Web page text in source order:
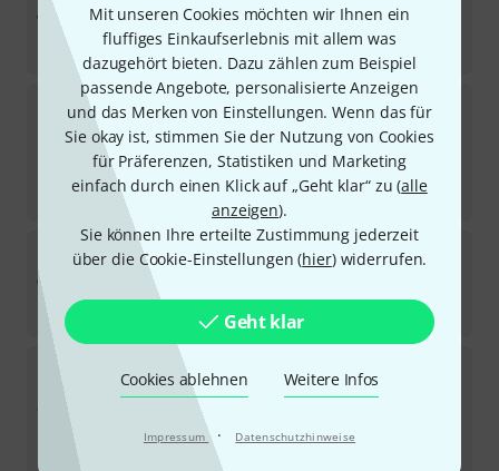
Mit unseren Cookies möchten wir Ihnen ein
fluffiges Einkaufserlebnis mit allem was
dazugehört bieten. Dazu zählen zum Beispiel
passende Angebote, personalisierte Anzeigen
und das Merken von Einstellungen. Wenn das für
Sie okay ist, stimmen Sie der Nutzung von Cookies
für Präferenzen, Statistiken und Marketing
einfach durch einen Klick auf „Geht klar“ zu (alle
anzeigen).
Sie können Ihre erteilte Zustimmung jederzeit
über die Cookie-Einstellungen (hier) widerrufen.
Geht klar
Cookies ablehnen Weitere Infos
Impressum · Datenschutzhinweise
43
Sofort lieferbar
695 €
Boss IR-2 Amp & Cabinet
Sofort lieferbar
179€
UVP:249 €
-28%
Blackstar ID:X Floor One
Sofort lieferbar
GX-100
113
Sofort lieferbar
526€
UVP:729